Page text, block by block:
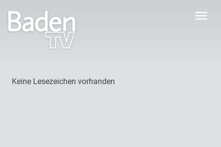
menu
Keine Lesezeichen vorhanden